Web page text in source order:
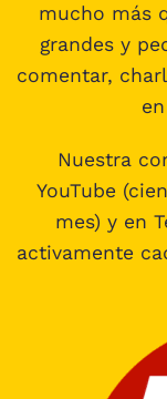
mucho más
grandes y
comentar,
Nuestra
YouTube
mes) y en
activamente